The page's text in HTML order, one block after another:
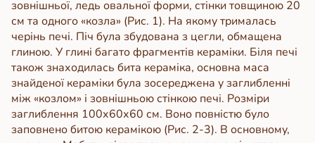
зовнішньої, ледь овальної форми, стінки товщиною 20
см та одного «козла» (Рис. 1). На якому трималась
черінь печі. Піч була збудована з цегли, обмащена
глиною. У глині багато фрагментів кераміки. Біля печі
також знаходилась бита кераміка, основна маса
знайденої кераміки була зосереджена у заглибленні
між «козлом» і зовнішньою стінкою печі. Розміри
заглиблення 100х60х60 см. Воно повністю було
заповнено битою керамікою (Рис. 2-3). В основному,